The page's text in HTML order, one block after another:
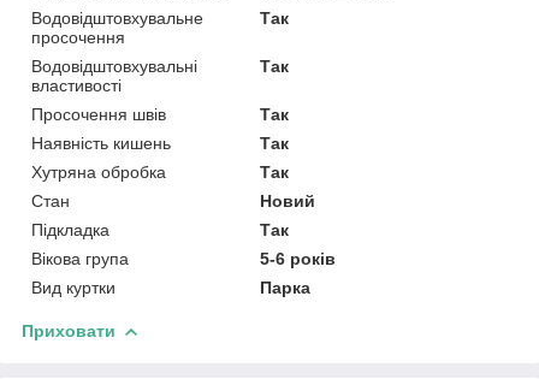
Водовідштовхувальне
просочення
Так
Водовідштовхувальні
властивості
Так
Просочення швів
Так
Наявність кишень
Так
Хутряна обробка
Так
Стан
Новий
Підкладка
Так
Вікова група
5-6 років
Вид куртки
Парка
Приховати